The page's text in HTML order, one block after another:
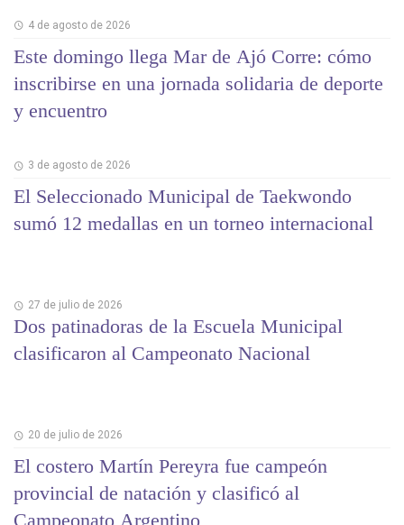
4 de agosto de 2026
Este domingo llega Mar de Ajó Corre: cómo
inscribirse en una jornada solidaria de deporte
y encuentro
3 de agosto de 2026
El Seleccionado Municipal de Taekwondo
sumó 12 medallas en un torneo internacional
27 de julio de 2026
Dos patinadoras de la Escuela Municipal
clasificaron al Campeonato Nacional
20 de julio de 2026
El costero Martín Pereyra fue campeón
provincial de natación y clasificó al
Campeonato Argentino